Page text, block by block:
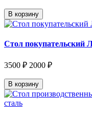
В корзину
Стол покупательский
3500 ₽ 2000 ₽
В корзину